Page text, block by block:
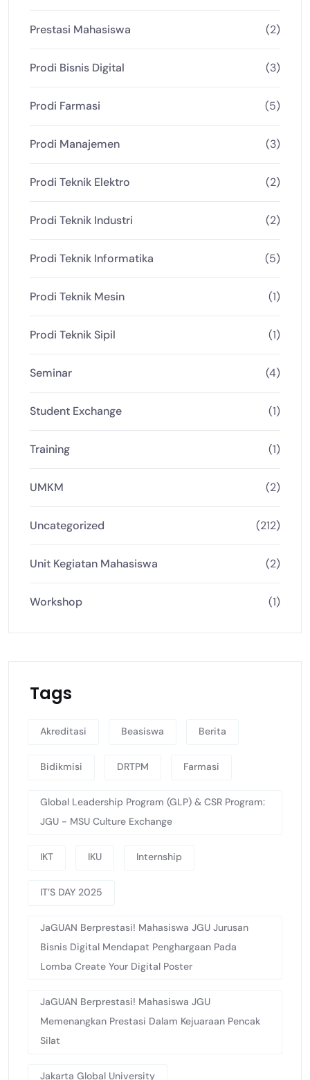
Prestasi Mahasiswa (2)
Prodi Bisnis Digital (3)
Prodi Farmasi (5)
Prodi Manajemen (3)
Prodi Teknik Elektro (2)
Prodi Teknik Industri (2)
Prodi Teknik Informatika (5)
Prodi Teknik Mesin (1)
Prodi Teknik Sipil (1)
Seminar (4)
Student Exchange (1)
Training (1)
UMKM (2)
Uncategorized (212)
Unit Kegiatan Mahasiswa (2)
Workshop (1)
Tags
Akreditasi Beasiswa Berita
Bidikmisi DRTPM Farmasi
Global Leadership Program (GLP) & CSR Program:
JGU - MSU Culture Exchange
IKT IKU Internship
IT’S DAY 2025
JaGUAN Berprestasi! Mahasiswa JGU Jurusan
Bisnis Digital Mendapat Penghargaan Pada
Lomba Create Your Digital Poster
JaGUAN Berprestasi! Mahasiswa JGU
Memenangkan Prestasi Dalam Kejuaraan Pencak
Silat
Jakarta Global University